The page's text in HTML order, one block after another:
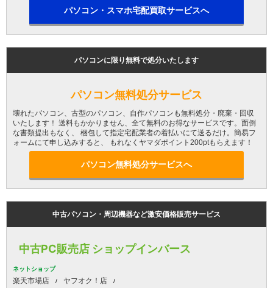
パソコン・スマホ宅配買取サービスへ
パソコンに限り無料で処分いたします
パソコン無料処分サービス
壊れたパソコン、古型のパソコン、自作パソコンも無料処分・廃棄・回収
いたします！ 送料もかかりません、全て無料のお得なサービスです。面倒
な書類提出もなく、 梱包して指定宅配業者の着払いにて送るだけ。簡易フ
ォームにて申し込みすると、 もれなくヤマダポイント200ptもらえます！
パソコン無料処分サービスへ
中古パソコン・周辺機器など激安価格販売サービス
中古PC販売店 ショップインバース
ネットショップ
楽天市場店 ヤフオク！店